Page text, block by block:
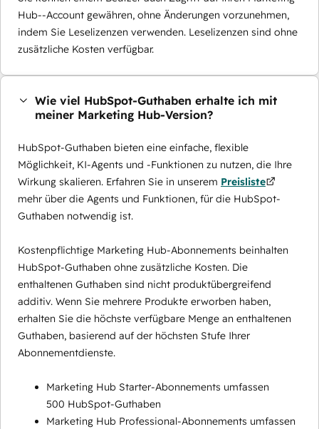
Hub--Account gewähren, ohne Änderungen vorzunehmen,
indem Sie Leselizenzen verwenden. Leselizenzen sind ohne
zusätzliche Kosten verfügbar.
Wie viel HubSpot-Guthaben erhalte ich mit
meiner Marketing Hub-Version?
HubSpot-Guthaben bieten eine einfache, flexible
Möglichkeit, KI-Agents und -Funktionen zu nutzen, die Ihre
Wirkung skalieren. Erfahren Sie in unserem Preisliste
mehr über die Agents und Funktionen, für die HubSpot-
Guthaben notwendig ist.
Kostenpflichtige Marketing Hub-Abonnements beinhalten
HubSpot-Guthaben ohne zusätzliche Kosten. Die
enthaltenen Guthaben sind nicht produktübergreifend
additiv. Wenn Sie mehrere Produkte erworben haben,
erhalten Sie die höchste verfügbare Menge an enthaltenen
Guthaben, basierend auf der höchsten Stufe Ihrer
Abonnementdienste.
Marketing Hub Starter-Abonnements umfassen
500 HubSpot-Guthaben
Marketing Hub Professional-Abonnements umfassen